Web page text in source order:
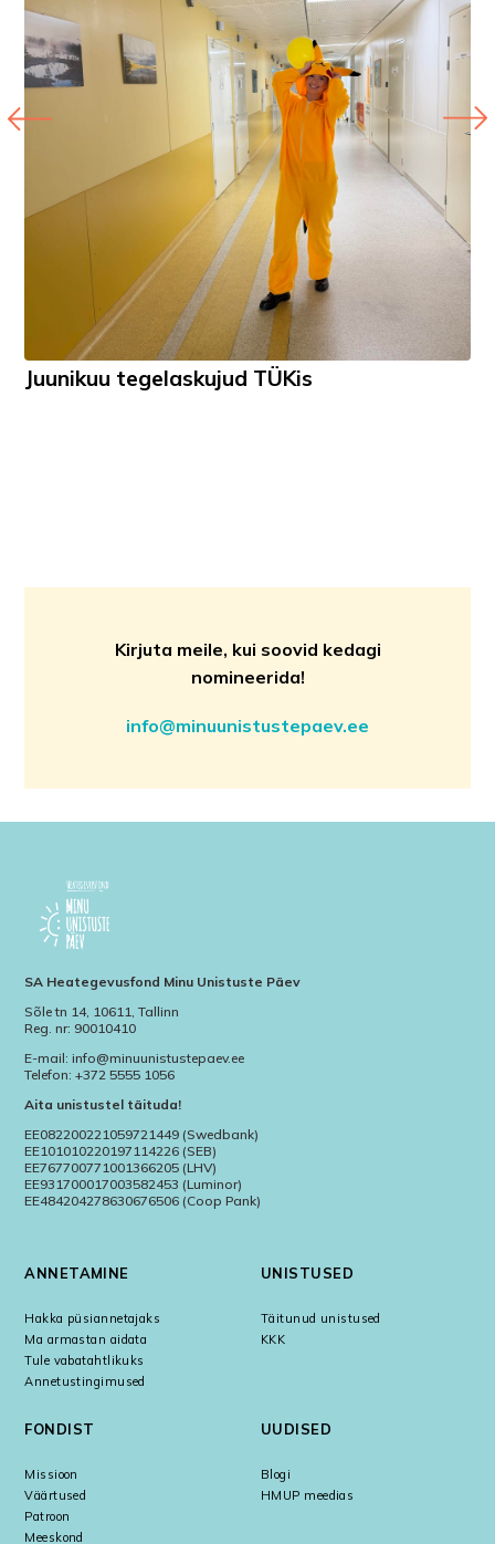
Juunikuu tegelaskujud TÜKis
Kirjuta meile, kui soovid kedagi
nomineerida!
info@minuunistustepaev.ee
SA Heategevusfond Minu Unistuste Päev
Sõle tn 14, 10611, Tallinn
Reg. nr: 90010410
E-mail: info@minuunistustepaev.ee
Telefon: +372 5555 1056
Aita unistustel täituda!
EE082200221059721449 (Swedbank)
EE101010220197114226 (SEB)
EE767700771001366205 (LHV)
EE931700017003582453 (Luminor)
EE484204278630676506 (Coop Pank)
ANNETAMINE
Hakka püsiannetajaks
Ma armastan aidata
Tule vabatahtlikuks
Annetustingimused
UNISTUSED
Täitunud unistused
KKK
FONDIST
Missioon
Väärtused
Patroon
Meeskond
UUDISED
Blogi
HMUP meedias